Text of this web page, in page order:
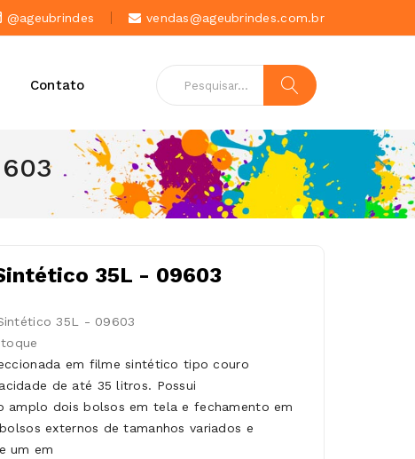
@ageubrindes vendas@ageubrindes.com.br
Contato
35L - 09603
35L - 09603
em filme sintético tipo couro
de até 35 litros. Possui
amplo dois bolsos em tela e fechamento em
externos de tamanhos variados e
um em